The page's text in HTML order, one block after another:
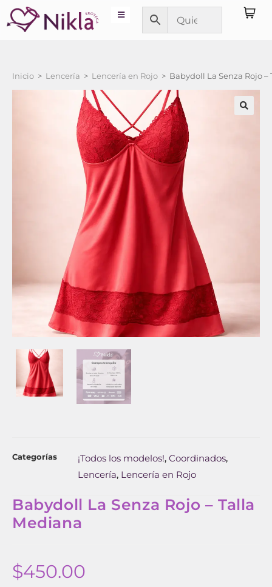
Inicio > Lencería > Lencería en Rojo > Babydoll La Senza Rojo
Categorías ¡Todos los modelos!, Coordinados,
Lencería, Lencería en Rojo
Babydoll La Senza Rojo – Talla
Mediana
$450.00